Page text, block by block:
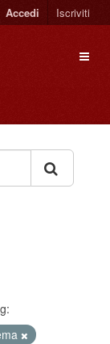
Accedi Iscriviti